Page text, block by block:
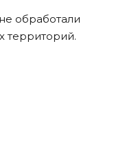
обработали
территорий.